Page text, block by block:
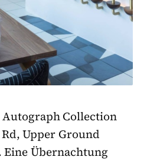
Collection
Upper Ground
Eine Übernachtung